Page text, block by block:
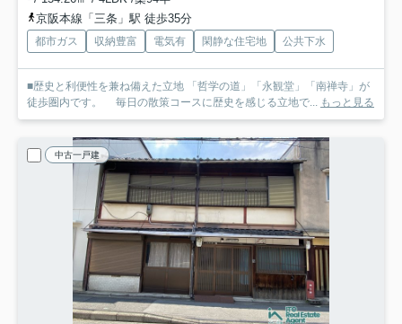
京阪本線「三条」駅 徒歩35分
都市ガス 収納豊富 電気有 閑静な住宅地 公共下水
■歴史と利便性を兼ね備えた立地 「哲学の道」「永観堂」「南禅寺」が
徒歩圏内です。 毎日の散策コースに歴史を感じる立地で... もっと見る
中古一戸建